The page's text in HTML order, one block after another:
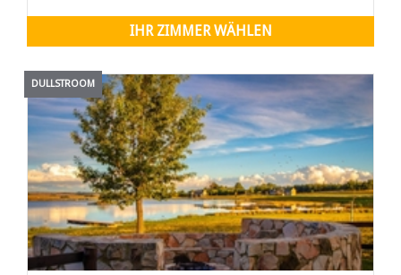
IHR ZIMMER WÄHLEN
DULLSTROOM